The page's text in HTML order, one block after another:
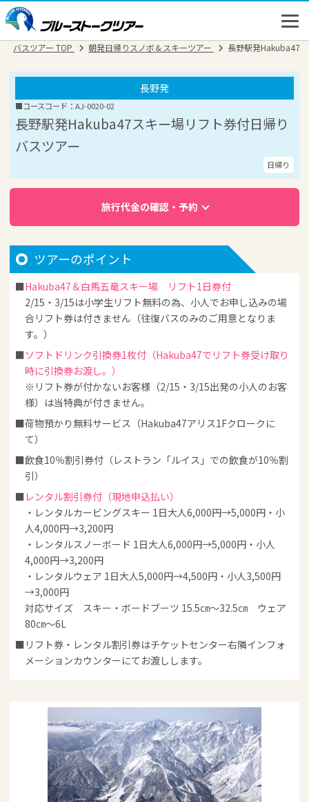
高速バス
バスツアー
新幹線
バスツアー TOP 朝発日帰りスノボ＆スキーツアー 長野駅発Hakuba47
長野駅発Hakuba47スキー場リフト券付日帰り
バスツアー
長野発
■コースコード：AJ-0020-02
日帰り
旅行代金の確認・予約
ツアーのポイント
Hakuba47＆白馬五竜スキー場 リフト1日券付
2/15・3/15は小学生リフト無料の為、小人でお申し込みの場
合リフト券は付きません（往復バスのみのご用意となりま
す。）
ソフトドリンク引換券1枚付（Hakuba47でリフト券受け取り
時に引換券お渡し。）
※リフト券が付かないお客様（2/15・3/15出発の小人のお客
様）は当特典が付きません。
荷物預かり無料サービス（Hakuba47アリス1Fクロークに
て）
飲食10％割引券付（レストラン「ルイス」での飲食が10％割
引）
レンタル割引券付（現地申込払い）
・レンタルカービングスキー 1日大人6,000円→5,000円・小
人4,000円→3,200円
・レンタルスノーボード 1日大人6,000円→5,000円・小人
4,000円→3,200円
・レンタルウェア 1日大人5,000円→4,500円・小人3,500円
→3,000円
対応サイズ スキー・ボードブーツ 15.5㎝～32.5㎝ ウェア
80㎝～6L
リフト券・レンタル割引券はチケットセンター右隣インフォ
メーションカウンターにてお渡しします。